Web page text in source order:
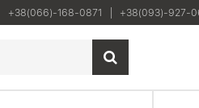
+38(066)-168-0871 +38(093)-927-